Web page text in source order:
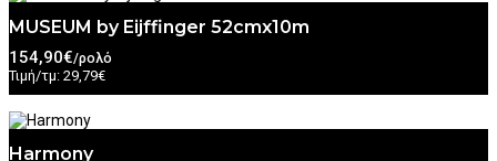
MUSEUM by Eijffinger 52cmx10m
154,90€/ρολό
Τιμή/τμ: 29,79€
Harmony